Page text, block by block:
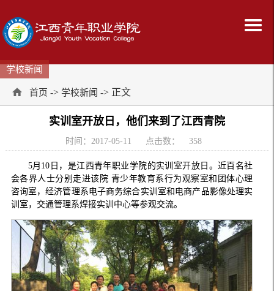
学校新闻
首页 -> 学校新闻 -> 正文
实训室开放日，他们来到了江西青院
时间：2017-05-11 点击数： 358
5月10日，是江西青年职业学院的实训室开放日。近百名社
会各界人士分别走进该院 青少年教育系行为观察室和团体心理
咨询室，经济管理系电子商务综合实训室和电商产品影像处理实
训室，交通管理系焊接实训中心等参观交流。